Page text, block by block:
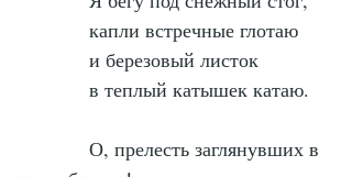
капли встречные глотаю
и березовый листок
в теплый катышек катаю.
О, прелесть заглянувших в